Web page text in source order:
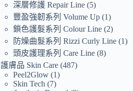
深層修護 Repair Line 5
豐盈強韌系列 Volume Up 1
鎖色護髮系列 Colour Line 2
防燥曲髮系列 Rizzi Curly Line 1
頭皮護理系列 Care Line 8
護膚品 Skin Care 487
Peel2Glow 1
Skin Tech
7